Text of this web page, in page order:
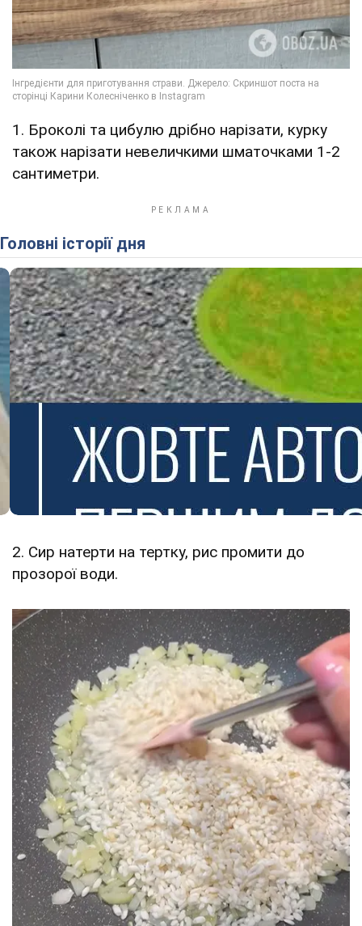
1. Броколі та цибулю дрібно нарізати, курку
також нарізати невеличкими шматочками 1-2
сантиметри.
Головні історії дня
2. Сир натерти на тертку, рис промити до
прозорої води.